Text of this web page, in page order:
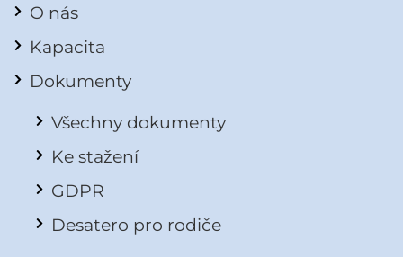
O nás
Kapacita
Dokumenty
Všechny dokumenty
Ke stažení
GDPR
Desatero pro rodiče